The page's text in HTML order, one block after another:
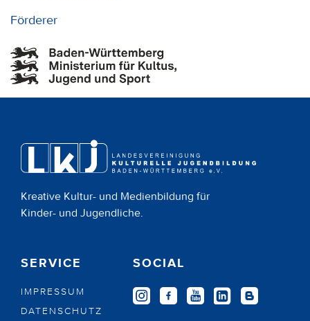
Förderer
Kreative Kultur- und Medienbildung für
Kinder- und Jugendliche.
SERVICE
IMPRESSUM
DATENSCHUTZ
SOCIAL